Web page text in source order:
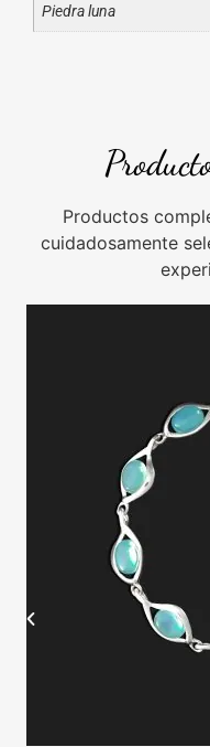
Piedra luna
Productos
cuidadosamente